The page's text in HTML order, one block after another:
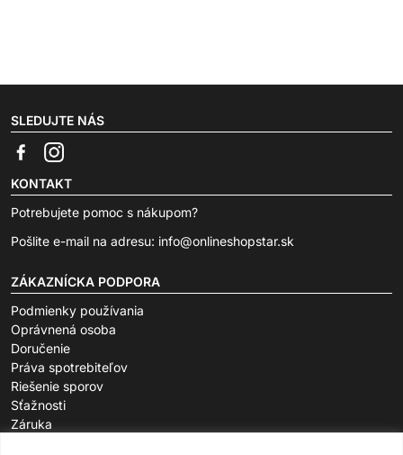
SLEDUJTE NÁS
KONTAKT
Potrebujete pomoc s nákupom?
Pošlite e-mail na adresu: info@onlineshopstar.sk
ZÁKAZNÍCKA PODPORA
Podmienky používania
Oprávnená osoba
Doručenie
Práva spotrebiteľov
Riešenie sporov
Sťažnosti
Záruka